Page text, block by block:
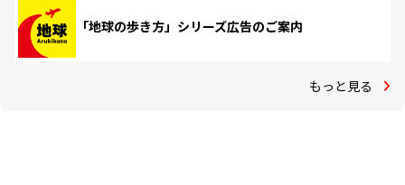
「地球の歩き方」シリーズ広告のご案内
もっと見る